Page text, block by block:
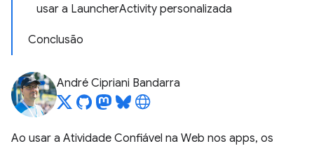
usar a LauncherActivity personalizada
Conclusão
André Cipriani Bandarra
Ao usar a Atividade Confiável na Web nos apps, os